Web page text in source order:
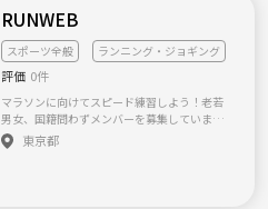
も、その中は、会社員、学生、主婦…様々な
人達で形成されてます。おたがいの生活や環境
を尊重しあいながら助け合い、成長していけ
たらいいなと思っています。初心者、未経験で
もOK！みんな産まれたての子鹿のような所か
ら始めました(^ ^) そして！ガチスポーツ頑張
れる！！良い汗をかきたいと言う方も是非一
度体験に来てください！ワールドカップに行
くチャンスも夢じゃない！！ 体が小さい大き
スポーツをやっており茨城転勤後、活動を関
東に移し冬季は沢山スキー場に行ってました
✨ 始めはやるつもりはなかったのですがショ
ップのオーナーと一緒に行く内にハーフパイ
したがまだまだ飽き足らず攻めております。
挑戦する事が好きなんです(⌒▽⌒)✨このサ
ークルでは、その人のレベルに合わせて《挑
らランニングにハマりました。 上京後、一人
で走っていましたが、どんどん怠けてきたの
で思い切ってサークルを立ち上げ、現在も楽し
く活動しております！ ▼活動日（2017年6
月） 6月は、毎週土曜日開催します！ ※雨天
時の場合、中止となります。 ※サークルとし
ての参加費は不要ですが、ランステの利用料
(500円)等は各自でお支払ください。 ▼活動の
詳細 ～09:30：各自ランステ集合（日比谷）
RUNWEB
スポーツ全般 ランニング・ジョギング
評価 0件
マラソンに向けてスピード練習しよう！老若
男女、国籍問わずメンバーを募集していま
す！ 毎週水曜日にインターバル走を行ってい
ます。年齢層は幅広く、初心者から上級者まで
東京都